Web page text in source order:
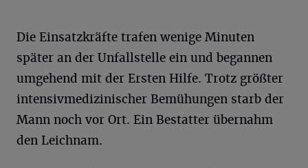
Die Einsatzkräfte trafen wenige Minuten
später an der Unfallstelle ein und begannen
umgehend mit der Ersten Hilfe. Trotz größter
intensivmedizinischer Bemühungen starb der
Mann noch vor Ort. Ein Bestatter übernahm
den Leichnam.